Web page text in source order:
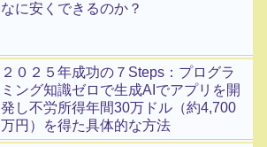
なに安くできるのか？
２０２５年成功の７Steps：プログラ
ミング知識ゼロで生成AIでアプリを開
発し不労所得年間30万ドル（約4,700
万円）を得た具体的な方法